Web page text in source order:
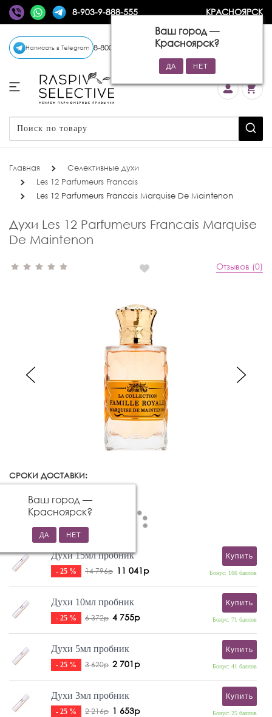
8-903-9-888-555 КРАСНОЯРСК
Ваш город —
Красноярск?
Написать в Telegram 8-800-770-72-34 (бесплатно)
Главная
Селективные духи
Les 12 Parfumeurs Francais
Les 12 Parfumeurs Francais Marquise De Maintenon
Духи Les 12 Parfumeurs Francais Marquise
De Maintenon
Отзывов (0)
СРОКИ ДОСТАВКИ:
Ваш город —
Красноярск?
Духи 15мл пробник
- 25 % 14 796р 11 041р
Купить
Бонус: 166 баллов
Духи 10мл пробник
- 25 % 6 372р 4 755р
Купить
Бонус: 71 баллов
Духи 5мл пробник
- 25 % 3 620р 2 701р
Купить
Бонус: 41 баллов
Духи 3мл пробник
- 25 % 2 216р 1 653р
Купить
Бонус: 25 баллов